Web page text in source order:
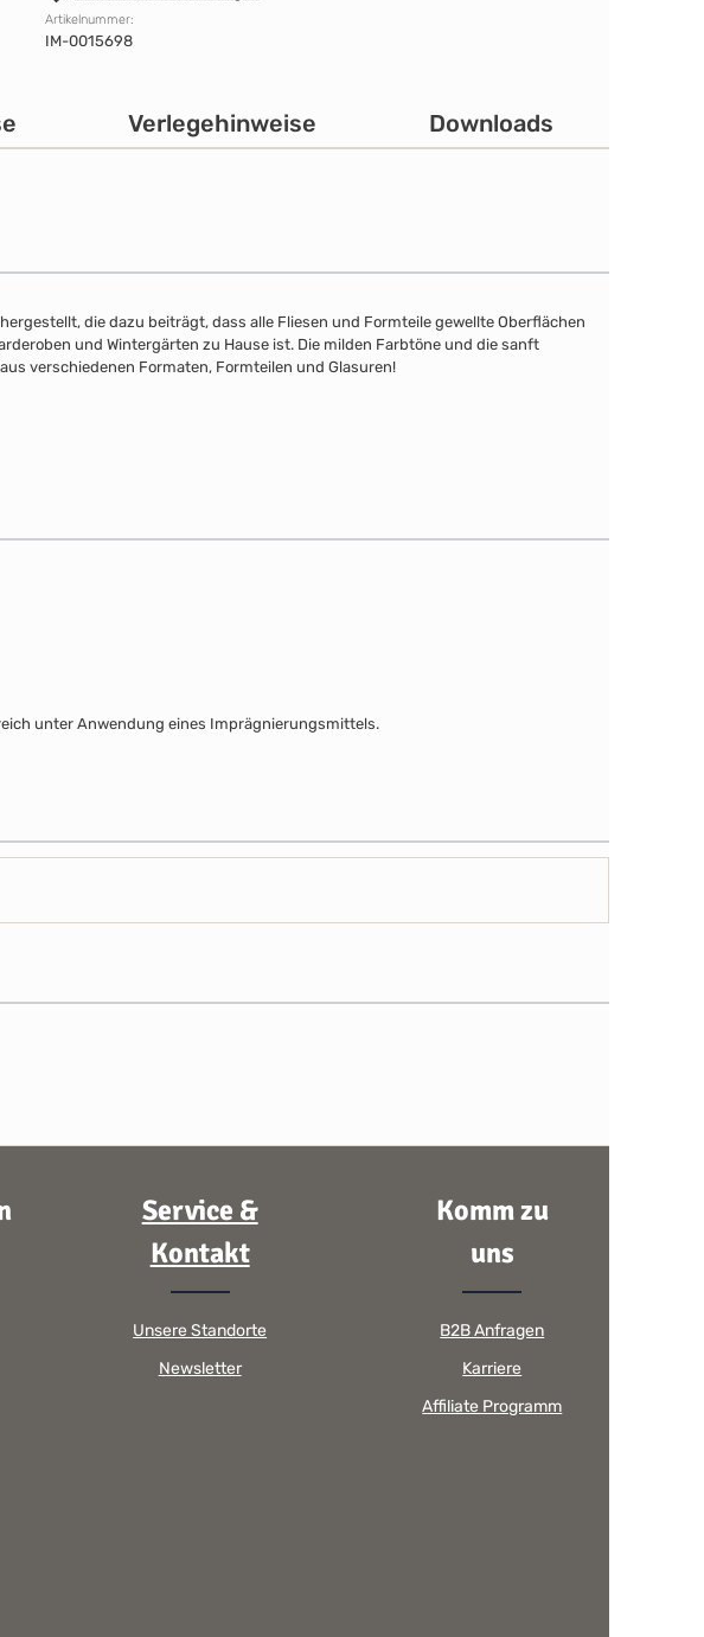
Artikelnummer:
IM-0015698
Verlegehinweise Downloads
die dazu beiträgt, dass alle Fliesen und Formteile gewellte Oberflächen
und Wintergärten zu Hause ist. Die milden Farbtöne und die sanft
verschiedenen Formaten, Formteilen und Glasuren!
unter Anwendung eines Imprägnierungsmittels.
Service &
Kontakt
Unsere Standorte
Newsletter
Komm zu
uns
B2B Anfragen
Karriere
Affiliate Programm